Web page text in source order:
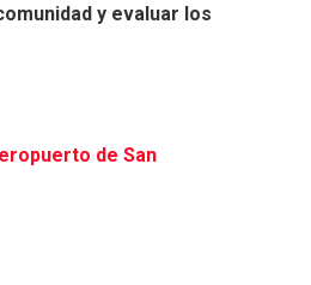
y evaluar los
de San